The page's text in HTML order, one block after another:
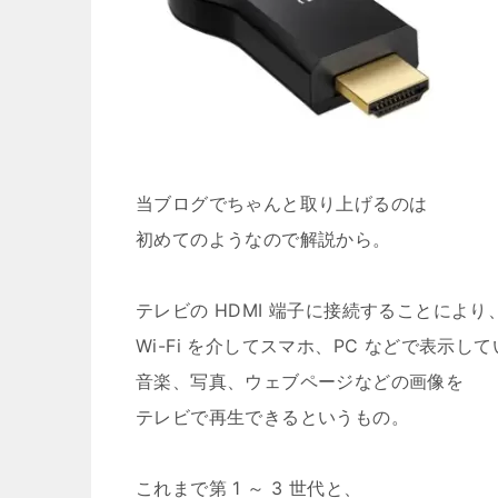
当ブログでちゃんと取り上げるのは
初めてのようなので解説から。
テレビの HDMI 端子に接続することにより、
Wi-Fi を介してスマホ、PC などで表示して
音楽、写真、ウェブページなどの画像を
テレビで再生できるというもの。
これまで第 1 ～ 3 世代と、